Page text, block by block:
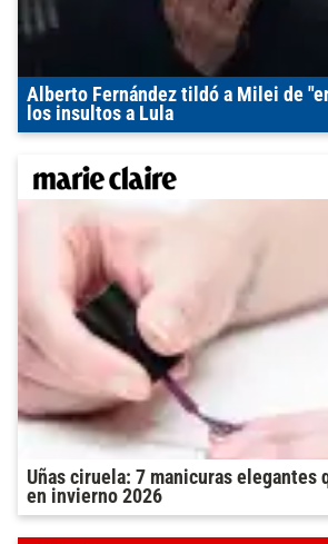
Alberto Fernández tildó a Milei de
los insultos a Lula
Uñas ciruela: 7 manicuras elegantes
en invierno 2026